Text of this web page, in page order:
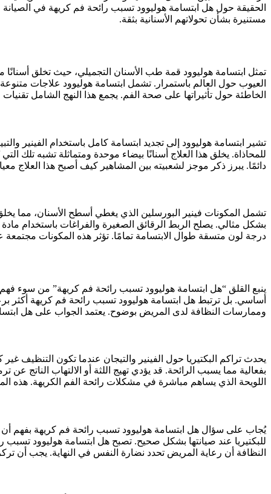
الحقيقة حول هل ابتسامة هوليوود تسبب رائحة فم كريهة في
مستنيرة بشأن تحولاتهم الأسنانية بثقة.
تمثل ابتسامة هوليوود قمة طب الأسنان التجميلي، حيث تخلق أسنانًا
العيوب حول العالم باستمرار. تشمل ابتسامة هوليوود علاجات
الخاطئة حول تأثيراتها على صحة الفم. يجمع هذا النهج الشامل
تشير ابتسامة هوليوود إلى تجديد ابتسامة كامل باستخدام الفينير
للمحاذاة. يخلق هذا العلاج أسنانًا بيضاء موحدة ومتماثلة تشبه تلك
دائمًا. يبرز ذكر موجز لشعبيته بين المشاهير كيف أصبح هذا العلاج
تشمل المكونات فينير البورسلين الذي يغطي أسطح الأسنان، مما
بشكل مثالي. يصلح الربط الرقائق الصغيرة والفراغات باستخدام مادة
درجة لون متسقة طوال الابتسامة تمامًا. تؤثر هذه المكونات
ينبع القلق “هل ابتسامة هوليوود تسبب رائحة فم كريهة” من سوء
أساسي. بل ترتبط هل ابتسامة هوليوود تسبب رائحة فم كريهة أكثر
وممارسات النظافة لدى المريض بوضوح. يعتمد الجواب على هل
يحدث تراكم البكتيريا حول الفينير والتيجان عندما تكون التنظيف
بفعالية مما يسبب الرائحة. قد يؤدي تهيج اللثة أو الالتهاب الناتج عن
اللويحة الذي يساهم مباشرة في مشكلات رائحة الفم الكريهة. هذه
يُجاب على سؤال هل ابتسامة هوليوود تسبب رائحة فم كريهة بفهم أن
للبكتيريا عند صيانتها بشكل صحيح. تصبح هل ابتسامة هوليوود تسبب
النظافة أن رعاية المريض تحدد نضارة النفس في النهاية. يجب